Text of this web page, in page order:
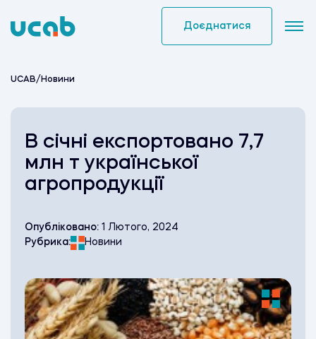
to
Доєднатися
UCAB/ Новини
В січні експортовано 7,7
млн т української
агропродукції
Опубліковано: 1 Лютого, 2024
Рубрика:
Новини